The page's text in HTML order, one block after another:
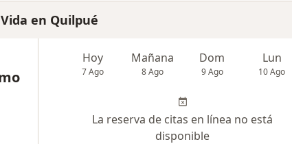
en Quilpué
Hoy
7 Ago
Mañana
8 Ago
Dom
9 Ago
Lun
10 Ago
La reserva de citas en línea no está
disponible